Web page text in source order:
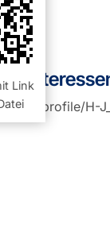
Link
profile/H-